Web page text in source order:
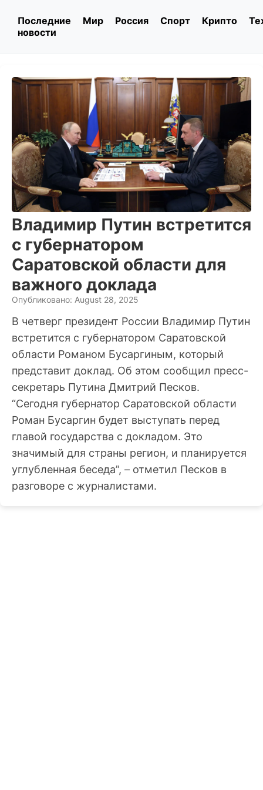
Последние
новости
Мир Россия Спорт Крипто
Владимир Путин встретится
с губернатором
Саратовской области для
важного доклада
Опубликовано: August 28, 2025
В четверг президент России Владимир Путин
встретится с губернатором Саратовской
области Романом Бусаргиным, который
представит доклад. Об этом сообщил пресс-
секретарь Путина Дмитрий Песков.
“Сегодня губернатор Саратовской области
Роман Бусаргин будет выступать перед
главой государства с докладом. Это
значимый для страны регион, и планируется
углубленная беседа”, – отметил Песков в
разговоре с журналистами.